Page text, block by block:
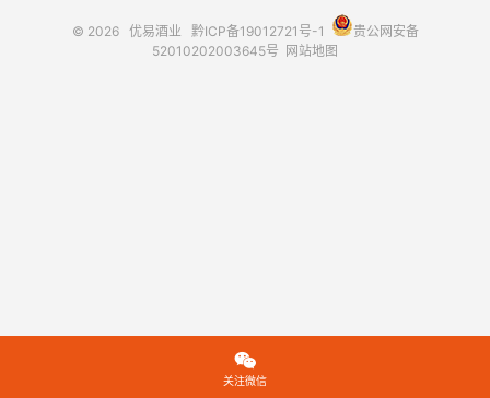
© 2026 优易酒业 黔ICP备19012721号-1
贵公网安备
52010202003645号 网站地图

关注微信